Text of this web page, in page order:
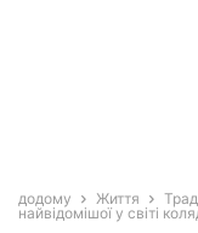
додому Життя
найвідомішої у світі